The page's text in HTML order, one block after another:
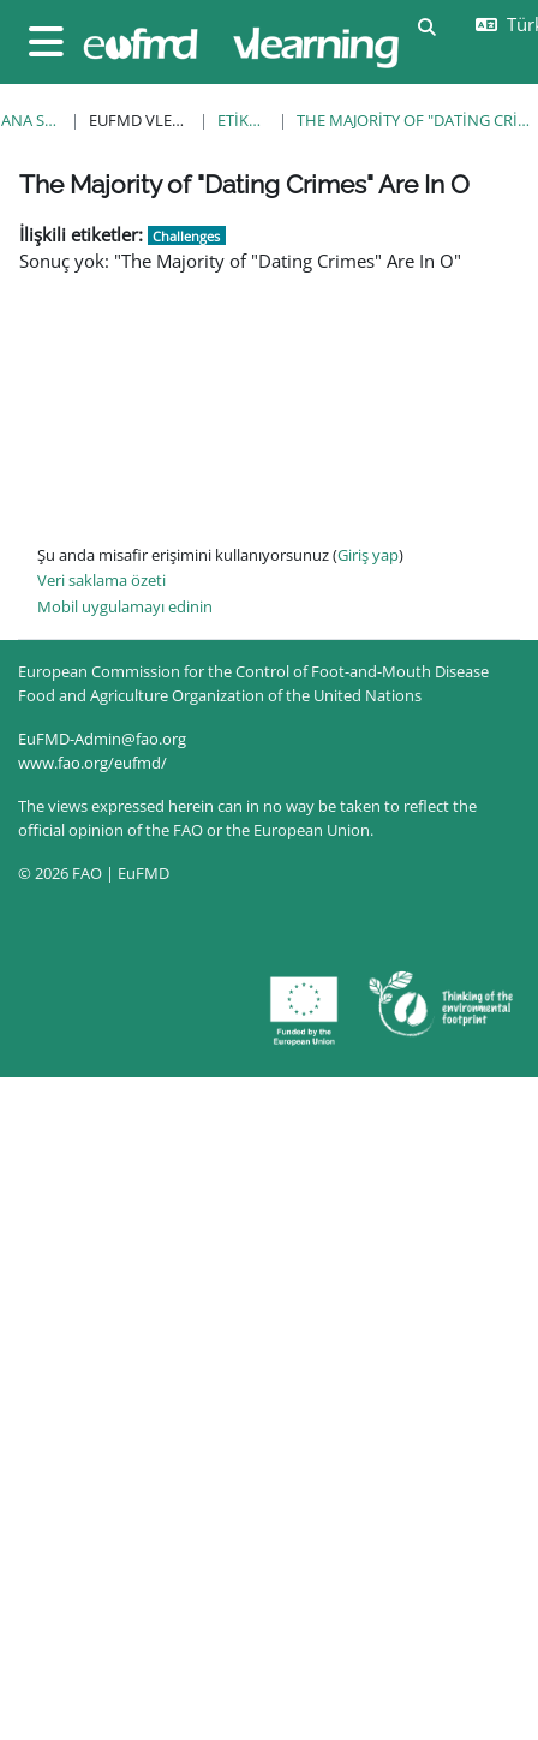
Yan panel
Arama
ANA SAYFA EUFMD VLEARNING ETIKETLER THE MAJORITY OF "DATING CRIMES" ARE IN O
Bloklar
Bloklar
Bloklar
Bloklar
Bloklar
Bloklar
Bloklar
The Majority of "Dating Crimes" Are In O
İlişkili etiketler: Challenges
Sonuç yok: "The Majority of "Dating Crimes" Are In O"
Şu anda misafir erişimini kullanıyorsunuz (Giriş yap)
Veri saklama özeti
Mobil uygulamayı edinin
European Commission for the Control of Foot-and-Mouth Disease
Food and Agriculture Organization of the United Nations
EuFMD-Admin@fao.org
www.fao.org/eufmd/
The views expressed herein can in no way be taken to reflect the
official opinion of the FAO or the European Union.
© 2026 FAO | EuFMD